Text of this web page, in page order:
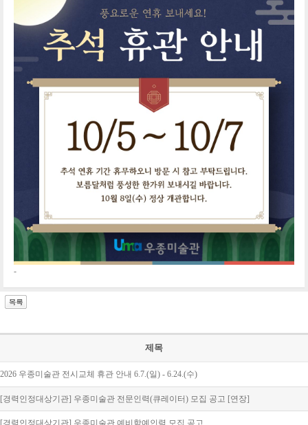
-
제목
2026 우종미술관 전시교체 휴관 안내 6.7.(일) - 6.24.(수)
[경력인정대상기관] 우종미술관 전문인력(큐레이터) 모집 공고 [연장]
[경력인정대상기관] 우종미술관 예비학예인력 모집 공고